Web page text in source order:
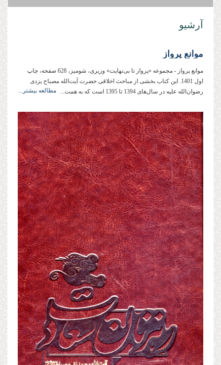
آرشیو
موانع پرواز
موانع پرواز - مجموعه «پرواز تا بی‌نهایت» وزیری، شومیز، 628 صفحه، چاپ
اول 1401. این کتاب بخشی از مباحث اخلاقی حضرت آیت‌الله مصباح یزدی
رضوان‌الله علیه در سال‌های 1394 تا 1395 است که به همت...
مطالعه بیشتر...